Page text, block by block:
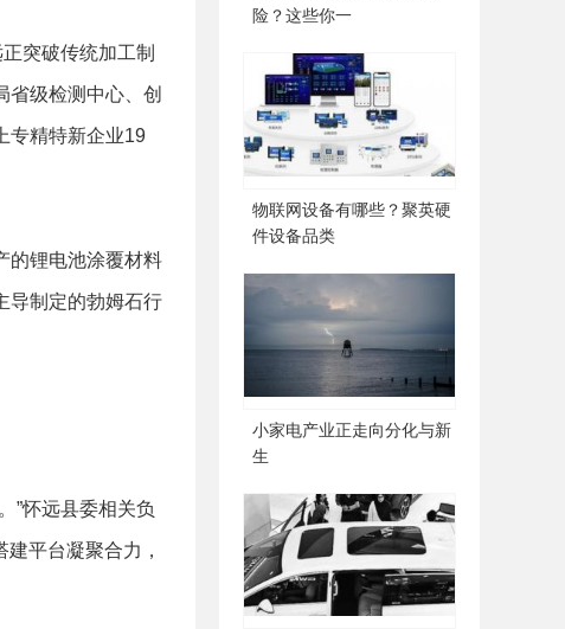
突破传统加工制
级检测中心、创
专精特新企业19
锂电池涂覆材料
导制定的勃姆石行
”怀远县委相关负
平台凝聚合力，
险？这些你一
物联网设备有哪些？聚英硬
件设备品类
小家电产业正走向分化与新
生